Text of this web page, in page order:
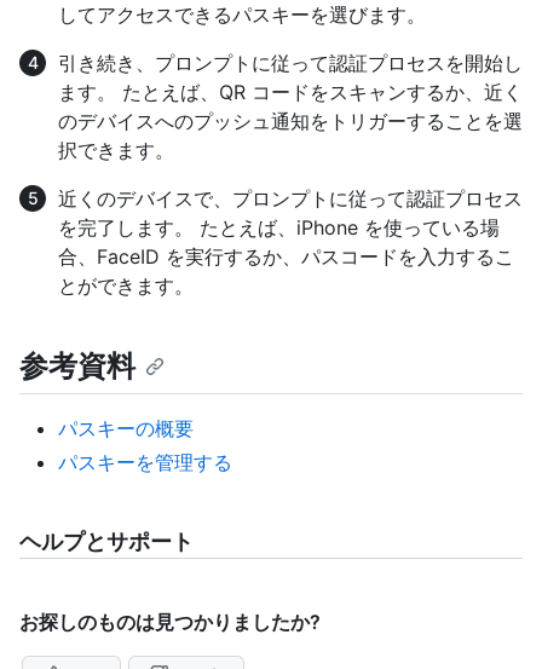
してアクセスできるパスキーを選びます。
引き続き、プロンプトに従って認証プロセスを開始し
ます。 たとえば、QR コードをスキャンするか、近く
のデバイスへのプッシュ通知をトリガーすることを選
択できます。
近くのデバイスで、プロンプトに従って認証プロセス
を完了します。 たとえば、iPhone を使っている場
合、FaceID を実行するか、パスコードを入力するこ
とができます。
参考資料
パスキーの概要
パスキーを管理する
ヘルプとサポート
お探しのものは見つかりましたか?